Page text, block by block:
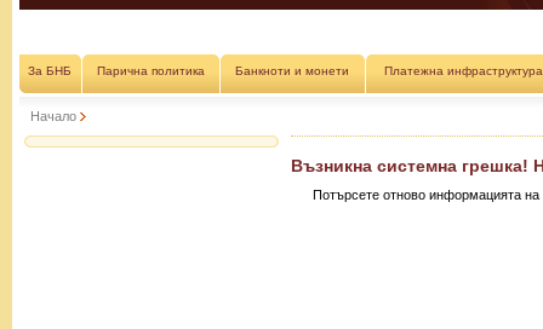
За БНБ Парична политика Банкноти и монети Платежна инфраструктура
Начало
Възникна системна грешка!
Потърсете отново информацията на